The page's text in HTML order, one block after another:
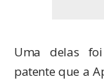
Uma delas
patente que a